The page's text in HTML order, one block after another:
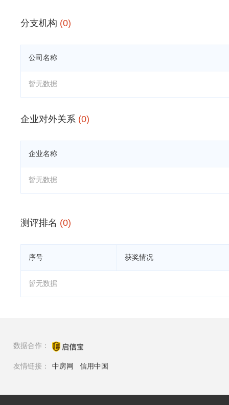
分支机构 (0)
公司名称
暂无数据
企业对外关系 (0)
企业名称
暂无数据
测评排名 (0)
序号 获奖情况
暂无数据
数据合作：
友情链接： 中房网 信用中国